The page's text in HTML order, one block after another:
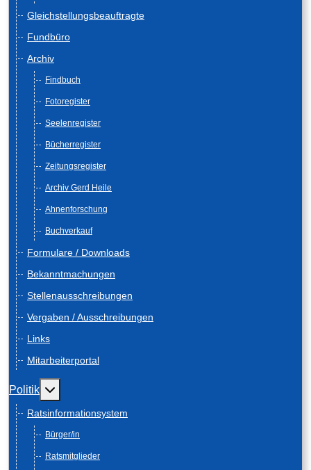
Gleichstellungsbeauftragte
Fundbüro
Archiv
Findbuch
Fotoregister
Seelenregister
Bücherregister
Zeitungsregister
Archiv Gerd Heile
Ahnenforschung
Buchverkauf
Formulare / Downloads
Bekanntmachungen
Stellenausschreibungen
Vergaben / Ausschreibungen
Links
Mitarbeiterportal
Politik Weitere Informationen: Politik
Ratsinformationsystem
Bürger/in
Ratsmitglieder